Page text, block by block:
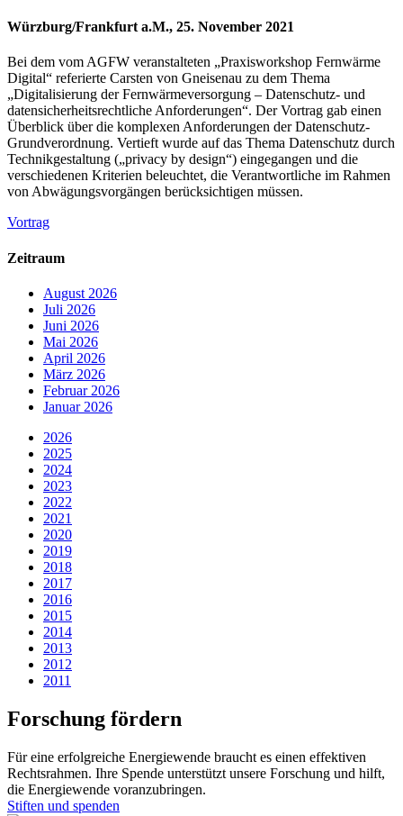
Würzburg/Frankfurt a.M., 25. November 2021
Bei dem vom AGFW veranstalteten „Praxisworkshop Fernwärme
Digital“ referierte Carsten von Gneisenau zu dem Thema
„Digitalisierung der Fernwärmeversorgung – Datenschutz- und
datensicherheitsrechtliche Anforderungen“. Der Vortrag gab einen
Überblick über die komplexen Anforderungen der Datenschutz-
Grundverordnung. Vertieft wurde auf das Thema Datenschutz durch
Technikgestaltung („privacy by design“) eingegangen und die
verschiedenen Kriterien beleuchtet, die Verantwortliche im Rahmen
von Abwägungsvorgängen berücksichtigen müssen.
Vortrag
Zeitraum
August 2026
Juli 2026
Juni 2026
Mai 2026
April 2026
März 2026
Februar 2026
Januar 2026
2026
2025
2024
2023
2022
2021
2020
2019
2018
2017
2016
2015
2014
2013
2012
2011
Forschung fördern
Für eine erfolgreiche Energiewende braucht es einen effektiven
Rechtsrahmen. Ihre Spende unterstützt unsere Forschung und hilft,
die Energiewende voranzubringen.
Stiften und spenden